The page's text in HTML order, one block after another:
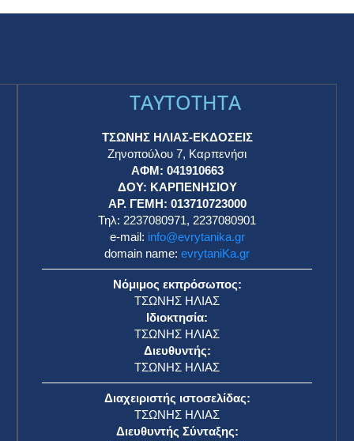
TAYTOTHTA
ΤΣΩΝΗΣ ΗΛΙΑΣ-ΕΚΔΟΣΕΙΣ
Ζηνοπούλου 7, Καρπενήσι
ΑΦΜ: 041910663
ΔΟΥ: ΚΑΡΠΕΝΗΣΙΟΥ
ΑΡ. ΓΕΜΗ: 013710723000
Τηλ: 2237080971, 2237080901
e-mail: info@evrytanika.gr
domain name: evrytaniKa.gr
Νόμιμος εκπρόσωπος:
ΤΣΩΝΗΣ ΗΛΙΑΣ
Ιδιοκτησία:
ΤΣΩΝΗΣ ΗΛΙΑΣ
Διευθυντής:
ΤΣΩΝΗΣ ΗΛΙΑΣ
Διαχειριστής ιστοσελίδας:
ΤΣΩΝΗΣ ΗΛΙΑΣ
Διευθυντής Σύνταξης: